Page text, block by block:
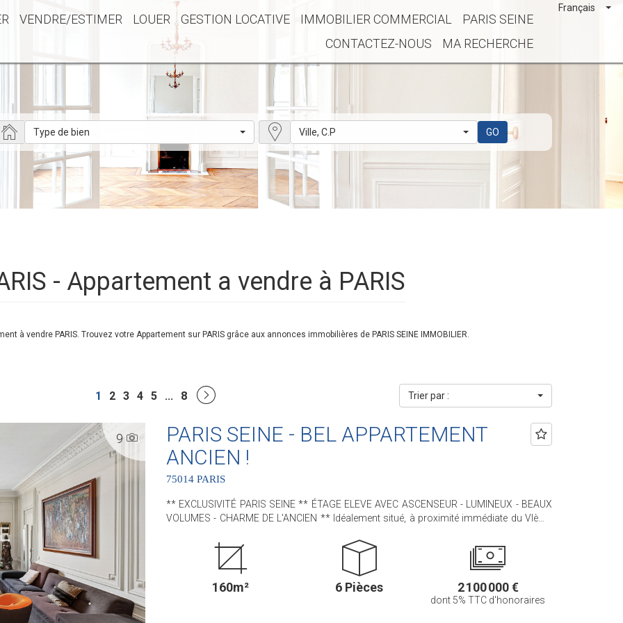
VENDRE/ESTIMER LOUER GESTION LOCATIVE IMMOBILIER COMMERCIAL
PARIS SEINE
CONTACTEZ-NOUS
MA RECHERCHE
Français
Type de bien Ville, C.P GO
- Appartement a vendre à PARIS
à vendre PARIS. Trouvez votre Appartement sur PARIS grâce aux annonces immobilières de PARIS SEINE IMMOBILIER.
1 2 3 4 5 ... 8 Trier par :
9
PARIS SEINE - BEL APPARTEMENT
ANCIEN !
75014 PARIS
** EXCLUSIVITÉ PARIS SEINE ** ÉTAGE ELEVE AVEC ASCENSEUR - LUMINEUX - BEAUX
VOLUMES - CHARME DE L'ANCIEN ** Idéalement situé, à proximité immédiate du VIème
bel appartement situé au sein d'un immeuble de standing. Cet appartement, RARE,
bénéficie de tout le CHARME de l'ANCIEN avec ses moulures, son parquet en pointe de
Hongrie, ses cheminées et ses MAGNIFIQUES VOLUMES (3m de hauteur sous plafond !).
Il est situé au 4ème étage avec ascenseur. D'une superficie de 160,46 m² loi Carrez il
comprend : une entrée, un séjour, une salle à manger, une cuisine indépendante
160m² 6 Pièces 2 100 000 €
dont 5% TTC d'honoraires